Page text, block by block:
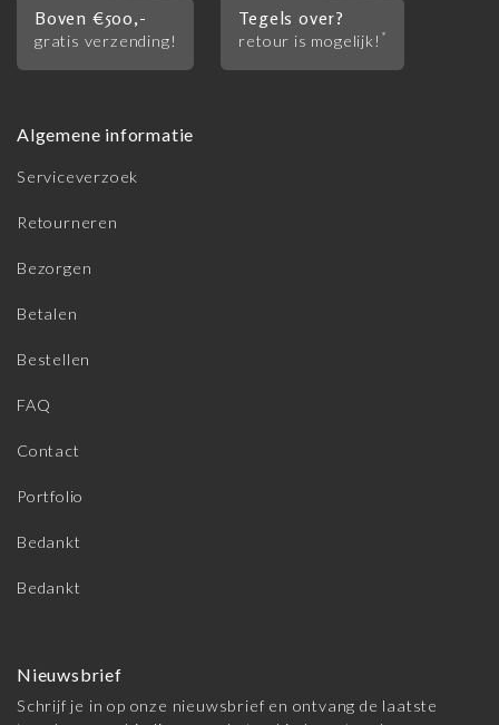
Boven €500,-
gratis verzending!
Tegels over?
retour is mogelijk! *
Algemene informatie
Serviceverzoek
Retourneren
Bezorgen
Betalen
Bestellen
FAQ
Contact
Portfolio
Bedankt
Bedankt
Nieuwsbrief
Schrijf je in op onze nieuwsbrief en ontvang de laatste